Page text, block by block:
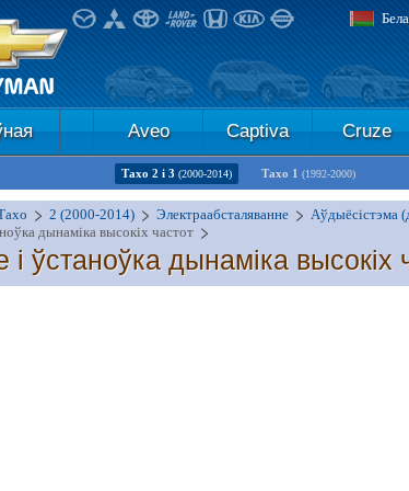
Aveo Captiva Cruze
Тахо 2 і 3 (2000-2014) Тахо 1 (1992-2000)
2 (2000-2014) Электраабсталяванне
Аўдыёсістэма
дынаміка высокіх частот
і ўстаноўка дынаміка высокіх